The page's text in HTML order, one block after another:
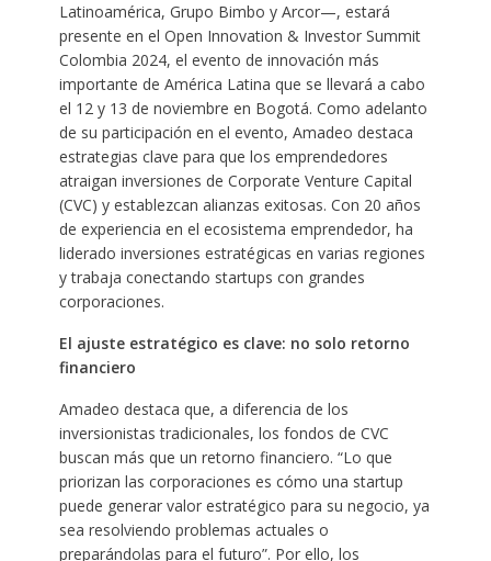
Latinoamérica, Grupo Bimbo y Arcor—, estará
presente en el Open Innovation & Investor Summit
Colombia 2024, el evento de innovación más
importante de América Latina que se llevará a cabo
el 12 y 13 de noviembre en Bogotá. Como adelanto
de su participación en el evento, Amadeo destaca
estrategias clave para que los emprendedores
atraigan inversiones de Corporate Venture Capital
(CVC) y establezcan alianzas exitosas. Con 20 años
de experiencia en el ecosistema emprendedor, ha
liderado inversiones estratégicas en varias regiones
y trabaja conectando startups con grandes
corporaciones.
El ajuste estratégico es clave: no solo retorno
financiero
Amadeo destaca que, a diferencia de los
inversionistas tradicionales, los fondos de CVC
buscan más que un retorno financiero. “Lo que
priorizan las corporaciones es cómo una startup
puede generar valor estratégico para su negocio, ya
sea resolviendo problemas actuales o
preparándolas para el futuro”. Por ello, los